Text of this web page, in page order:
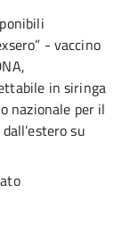
- vaccino
in siringa
nazionale per il
su